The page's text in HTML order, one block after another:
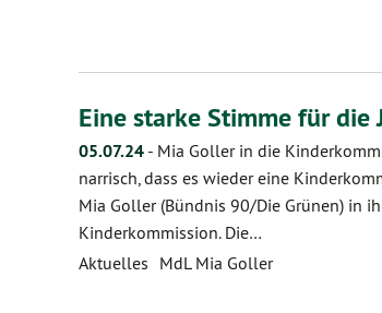
Eine starke Stimme für die
05.07.24 - Mia Goller in die
narrisch, dass es wieder eine
Mia Goller (Bündnis 90/Die Grünen) in
Kinderkommission. Die…
Aktuelles MdL Mia Goller